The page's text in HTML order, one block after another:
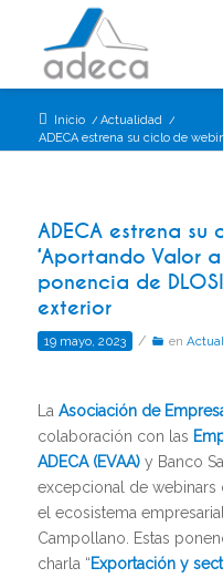
Inicio / Actualidad /
ADECA estrena su ciclo de
ADECA estrena
‘Aportando Valor
ponencia de
exterior
19 mayo, 2023 / en
La Asociación de
colaboración con las
ADECA (EVAA)y Banco
excepcional de webinars
el ecosistema
Campollano. Estas
charla “Exportación y